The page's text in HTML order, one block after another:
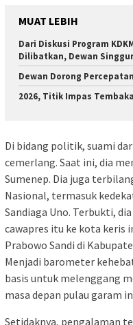
MUAT LEBIH
Dari Diskusi Program
Dilibatkan, Dewan
Dewan Dorong
2026, Titik Impas
Di bidang politik, suami
cemerlang. Saat ini, dia
Sumenep. Dia juga
Nasional, termasuk
Sandiaga Uno. Terbukti,
cawapres itu ke kota keris
Prabowo Sandi di
Menjadi barometer
basis untuk melenggang
masa depan pulau garam
Setidaknya, pengalaman